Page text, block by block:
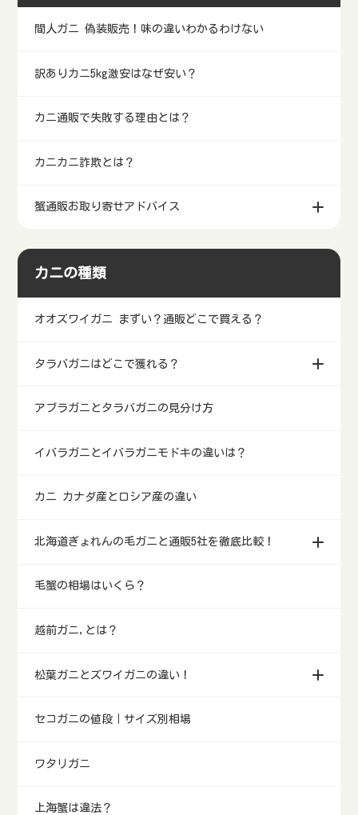
間人ガニ 偽装販売！味の違いわかるわけない
訳ありカニ5kg激安はなぜ安い？
カニ通販で失敗する理由とは？
カニカニ詐欺とは？
蟹通販お取り寄せアドバイス
カニの種類
オオズワイガニ まずい？通販どこで買える？
タラバガニはどこで獲れる？
アブラガニとタラバガニの見分け方
イバラガニとイバラガニモドキの違いは？
カニ カナダ産とロシア産の違い
北海道ぎょれんの毛ガニと通販5社を徹底比較！
毛蟹の相場はいくら？
越前ガニ,とは？
松葉ガニとズワイガニの違い！
セコガニの値段｜サイズ別相場
ワタリガニ
上海蟹は違法？